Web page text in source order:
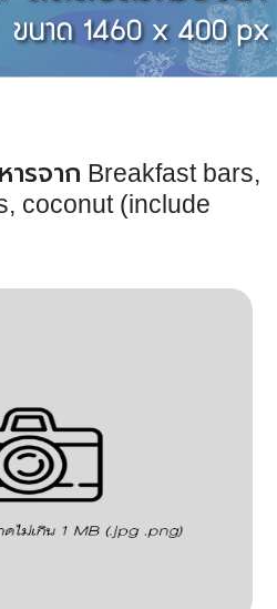
รจาก Breakfast bars,
coconut (include